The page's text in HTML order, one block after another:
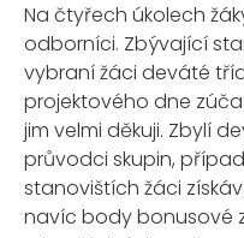
Na čtyřech úkolech
odborníci. Zbývající
vybraní žáci deváté
projektového dne
jim velmi děkuji. Zbylí
průvodci skupin,
stanovištích žáci
navíc body bonusové